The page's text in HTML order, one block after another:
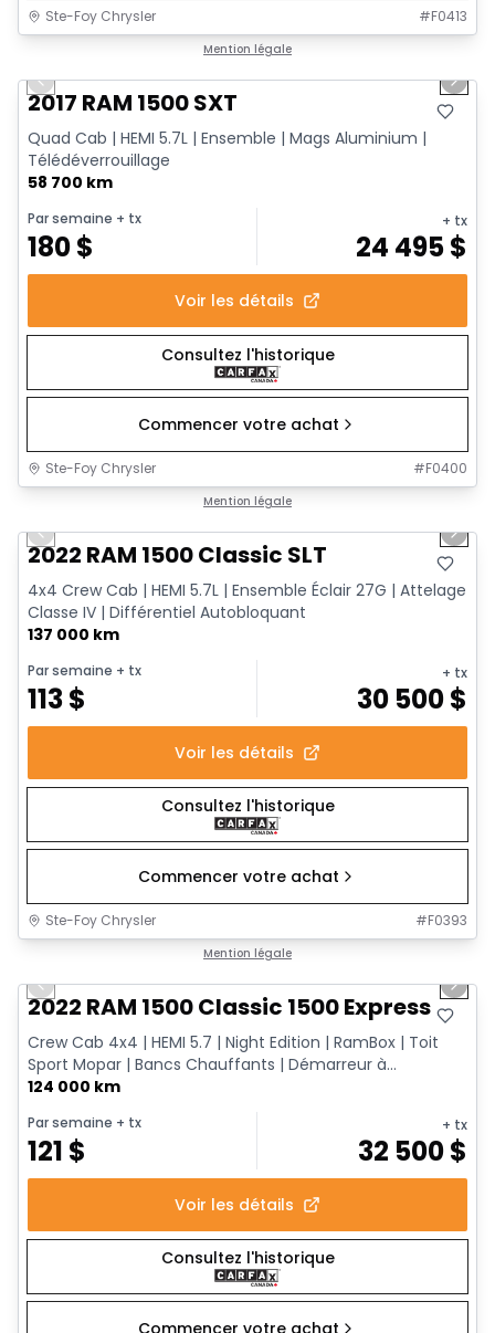
Ste-Foy Chrysler #F0413
Mention légale
Vidéo disponible
Previous slide Next
2017 RAM 1500 SXT
Quad Cab | HEMI 5.7L | Ensemble | Mags Aluminium |
Télédéverrouillage
58 700 km
Par semaine + tx
180$
+ tx
24 495$
Voir les détails
Consultez l'historique
Commencer votre achat
Ste-Foy Chrysler #F0400
Mention légale
Previous slide Next
2022 RAM 1500 Classic SLT
4x4 Crew Cab | HEMI 5.7L | Ensemble Éclair 27G | Attelage
Classe IV | Différentiel Autobloquant
137 000 km
Par semaine + tx
113$
+ tx
30 500$
Voir les détails
Consultez l'historique
Commencer votre achat
Ste-Foy Chrysler #F0393
Mention légale
Previous slide Next
2022 RAM 1500 Classic 1500 Express
Crew Cab 4x4 | HEMI 5.7 | Night Edition | RamBox | Toit
Sport Mopar | Bancs Chauffants | Démarreur à...
124 000 km
Par semaine + tx
121 $
+ tx
32 500$
Voir les détails
Consultez l'historique
Commencer votre achat